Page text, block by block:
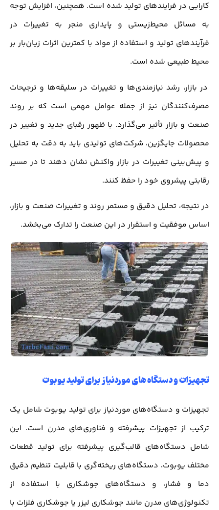
کارایی در فرایندهای تولید شده است. همچنین، افزایش توجه
به مسائل محیط‌زیستی و پایداری منجر به تغییرات در
فرآیندهای تولید و استفاده از مواد با کمترین اثرات زیان‌بار بر
محیط طبیعی شده است.
در بازار، رشد نیازمندی‌ها و تغییرات در سلیقه‌ها و ترجیحات
مصرف‌کنندگان نیز از جمله عوامل مهمی است که بر روند
صنعت و بازار تأثیر می‌گذارد. با ظهور رقبای جدید و تغییر در
محصولات جایگزین، شرکت‌های تولیدی باید به دقت به تحلیل
و پیش‌بینی تغییرات در بازار واکنش نشان دهند تا در مسیر
رقابتی پیشروی خود را حفظ کنند.
در نتیجه، تحلیل دقیق و مستمر روند و تغییرات صنعت و بازار،
اساس موفقیت و استقرار در این صنعت را تدارک می‌بخشد.
تجهیزات و دستگاه های موردنیاز برای تولید یوبوت
تجهیزات و دستگاه‌های موردنیاز برای تولید یوبوت شامل یک
ترکیب از تجهیزات پیشرفته و فناوری‌های مدرن است. این
شامل دستگاه‌های قالب‌گیری پیشرفته برای تولید قطعات
مختلف یوبوت، دستگاه‌های ریخته‌گری با قابلیت تنظیم دقیق
دما و فشار، و دستگاه‌های جوشکاری با استفاده از
تکنولوژی‌های مدرن مانند جوشکاری لیزر یا جوشکاری فلزات با